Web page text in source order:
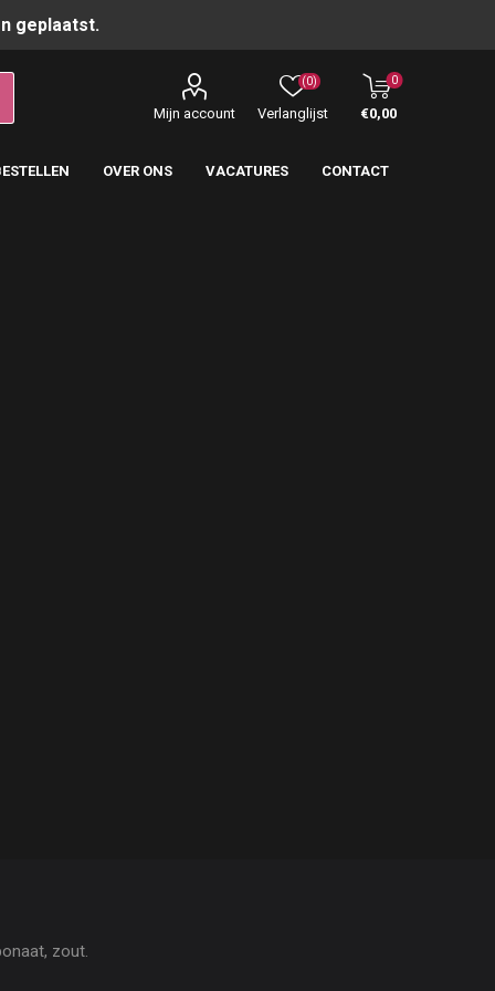
geplaatst.
Mijn account Verlanglijst
(0) 0
€0,00
OVER ONS VACATURES CONTACT
zout.